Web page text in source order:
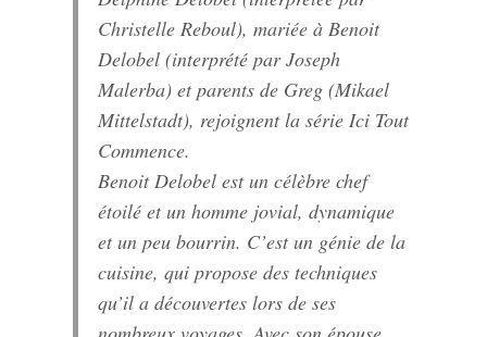
Christelle Reboul), mariée à Benoit
Delobel (interprété par Joseph
Malerba) et parents de Greg (Mikael
Mittelstadt), rejoignent la série Ici Tout
Commence.
Benoit Delobel est un célèbre chef
étoilé et un homme jovial, dynamique
et un peu bourrin. C’est un génie de la
cuisine, qui propose des techniques
qu’il a découvertes lors de ses